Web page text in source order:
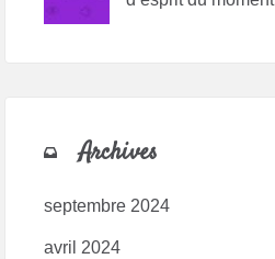
Archives
septembre 2024
avril 2024